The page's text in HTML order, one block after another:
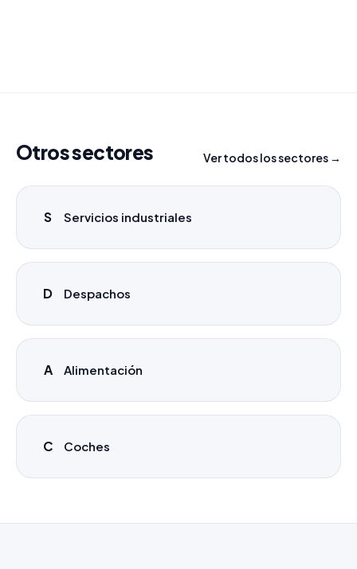
Otros sectores Ver todos los sectores →
S Servicios industriales
D Despachos
A Alimentación
C Coches